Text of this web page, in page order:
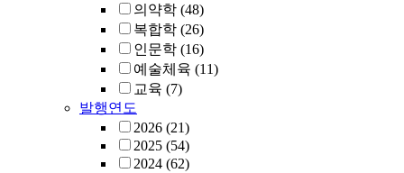
의약학 (48)
복합학 (26)
인문학 (16)
예술체육 (11)
교육 (7)
발행연도
2026 (21)
2025 (54)
2024 (62)